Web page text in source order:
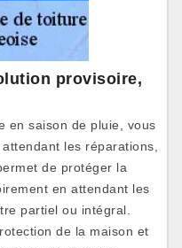
provisoire,
en saison de pluie, vous
les réparations,
de protéger la
en attendant les
partiel ou intégral.
de la maison et